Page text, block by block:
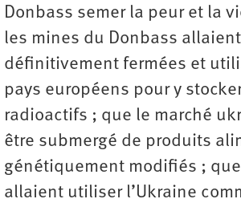
Donbass semer la peur et la
les mines du Donbass
définitivement fermées et
pays européens pour y
radioactifs ; que le marché
être submergé de produits
génétiquement modifiés ;
allaient utiliser l’Ukraine